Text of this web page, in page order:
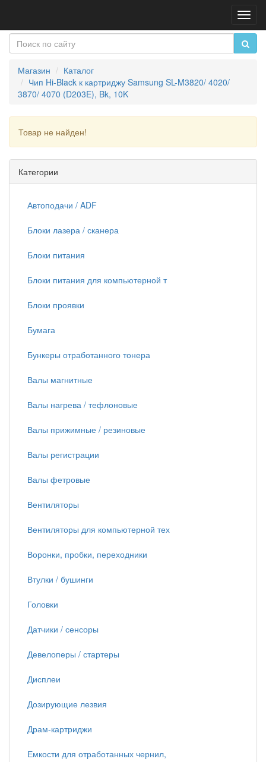
Магазин
Каталог
Чип Hi-Black к картриджу Samsung SL-M3820/ 4020/
3870/ 4070 (D203E), Bk, 10K
Товар не найден!
Категории
Автоподачи / ADF
Блоки лазера / сканера
Блоки питания
Блоки питания для компьютерной т
Блоки проявки
Бумага
Бункеры отработанного тонера
Валы магнитные
Валы нагрева / тефлоновые
Валы прижимные / резиновые
Валы регистрации
Валы фетровые
Вентиляторы
Вентиляторы для компьютерной тех
Воронки, пробки, переходники
Втулки / бушинги
Головки
Датчики / сенсоры
Девелоперы / стартеры
Дисплеи
Дозирующие лезвия
Драм-картриджи
Емкости для отработанных чернил,